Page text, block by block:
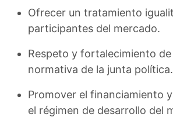
Ofrecer un tratamiento
participantes del mercado.
Respeto y fortalecimiento
normativa de la junta política.
Promover el financiamiento
el régimen de desarrollo del